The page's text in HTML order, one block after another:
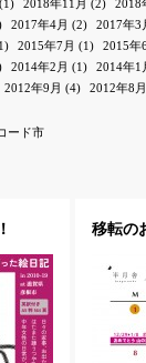
(1) 2018年11月 (2) 2018
2017年4月 (2) 2017年3
2015年7月 (1) 2015年
2014年2月 (1) 2014年1
2012年9月 (4) 2012年8月
ード市
移転の